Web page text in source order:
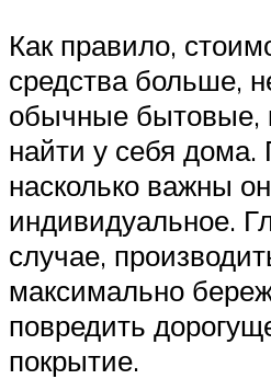
Как правило,
средства больше,
обычные бытовые,
найти у себя дома.
насколько важны
индивидуальное.
случае,
максимально
повредить
покрытие.